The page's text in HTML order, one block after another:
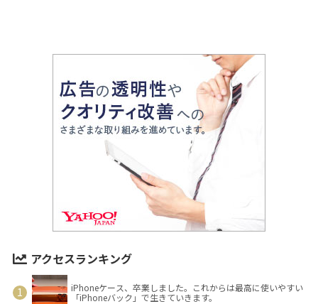
アクセスランキング
iPhoneケース、卒業しました。これからは最高に使いやすい
「iPhoneバック」で生きていきます。